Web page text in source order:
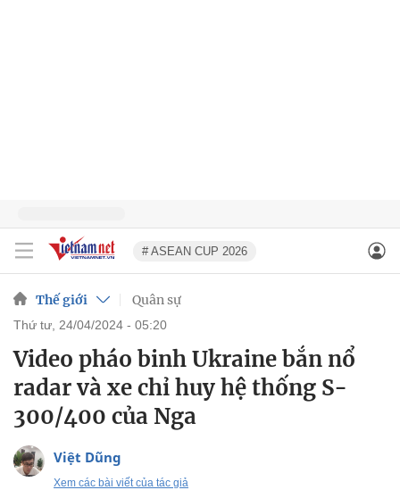
# ASEAN CUP 2026
Thế giới Quân sự
thứ tư, 24/04/2024 - 05:20
Video pháo binh Ukraine bắn nổ
radar và xe chỉ huy hệ thống S-
300/400 của Nga
Việt Dũng
Xem các bài viết của tác giả